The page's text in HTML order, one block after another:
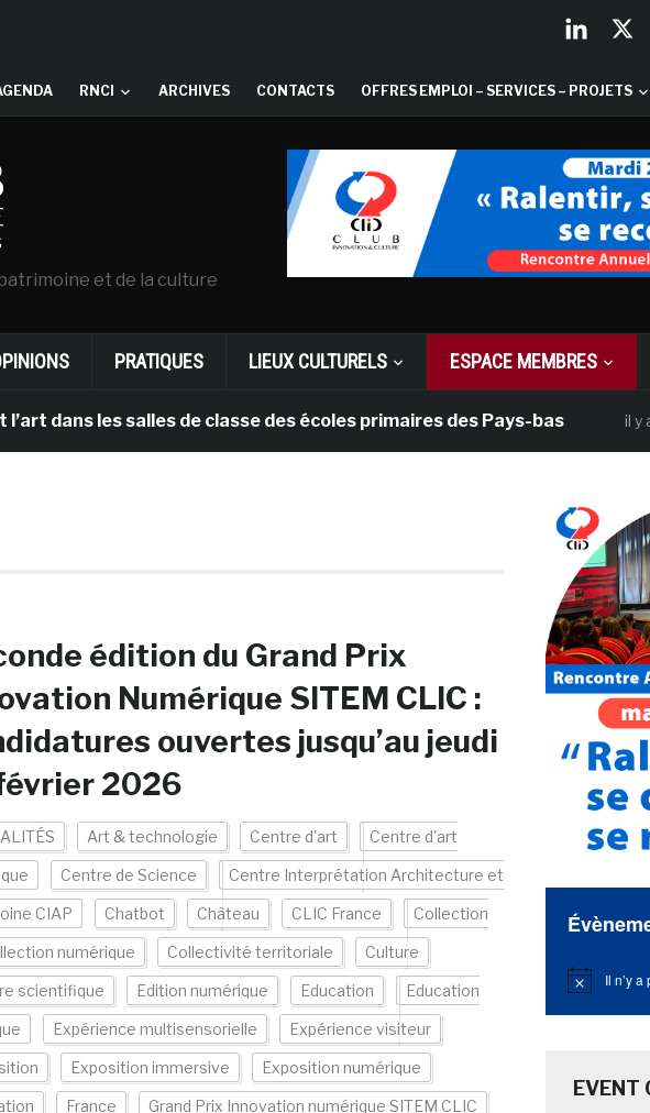
RNCI ARCHIVES CONTACTS OFFRES EMPLOI – SERVICES – PROJETS
et de la culture
PRATIQUES LIEUX CULTURELS ESPACE MEMBRES
les salles de classe des écoles primaires des Pays-bas il y a 1
édition du Grand Prix
Numérique SITEM CLIC :
ouvertes jusqu’au jeudi
2026
Art & technologie Centre d'art Centre d'art
Centre de Science Centre Interprétation Architecture et
CIAP Chatbot Château CLIC France Collection
numérique Collectivité territoriale Culture
scientifique Edition numérique Education Education
Expérience multisensorielle Expérience visiteur
Exposition immersive Exposition numérique
France Grand Prix Innovation numérique SITEM CLIC
Notice Il n’y
EVENT